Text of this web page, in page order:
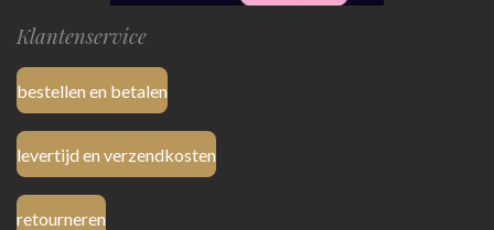
Klantenservice
bestellen en betalen
levertijd en verzendkosten
retourneren